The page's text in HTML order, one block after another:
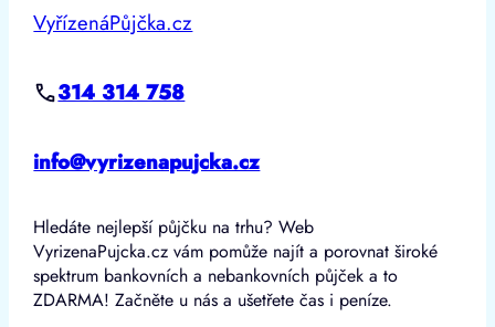
VyřízenáPůjčka.cz
314 314 758
info@vyrizenapujcka.cz
Hledáte nejlepší půjčku na trhu? Web
VyrizenaPujcka.cz vám pomůže najít a porovnat široké
spektrum bankovních a nebankovních půjček a to
ZDARMA! Začněte u nás a ušetřete čas i peníze.